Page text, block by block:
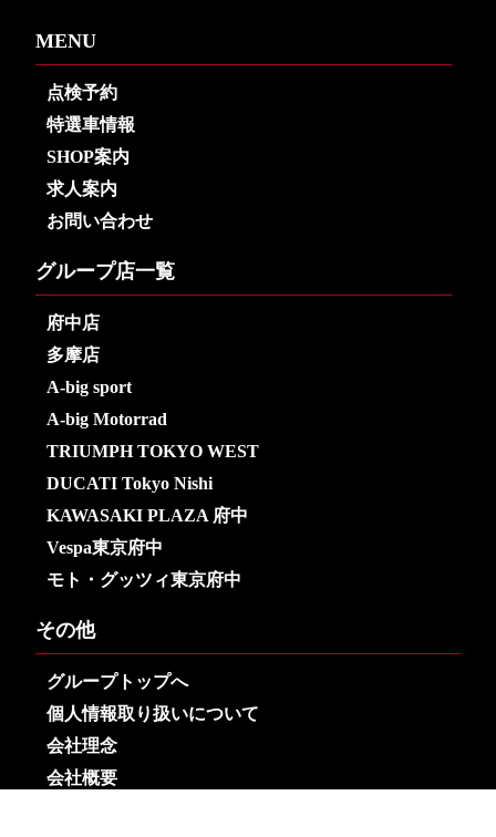
MENU
点検予約
特選車情報
SHOP案内
求人案内
お問い合わせ
グループ店一覧
府中店
多摩店
A-big sport
A-big Motorrad
TRIUMPH TOKYO WEST
DUCATI Tokyo Nishi
KAWASAKI PLAZA 府中
Vespa東京府中
モト・グッツィ東京府中
その他
グループトップへ
個人情報取り扱いについて
会社理念
会社概要